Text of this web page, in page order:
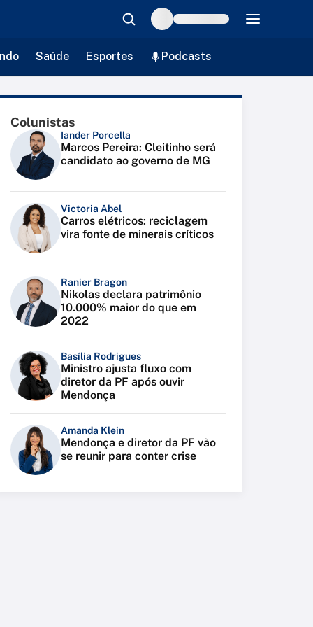
Saúde Esportes Podcasts
Colunistas
Iander Porcella
Marcos Pereira: Cleitinho será
candidato ao governo de MG
Victoria Abel
Carros elétricos: reciclagem
vira fonte de minerais críticos
Ranier Bragon
Nikolas declara patrimônio
10.000% maior do que em
2022
Basília Rodrigues
Ministro ajusta fluxo com
diretor da PF após ouvir
Mendonça
Amanda Klein
Mendonça e diretor da PF vão
se reunir para conter crise